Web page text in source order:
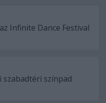
Infinite Dance Festival
szabadtéri színpad